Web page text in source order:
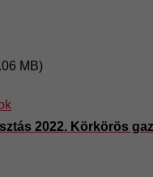
MB)
2022. Körkörös